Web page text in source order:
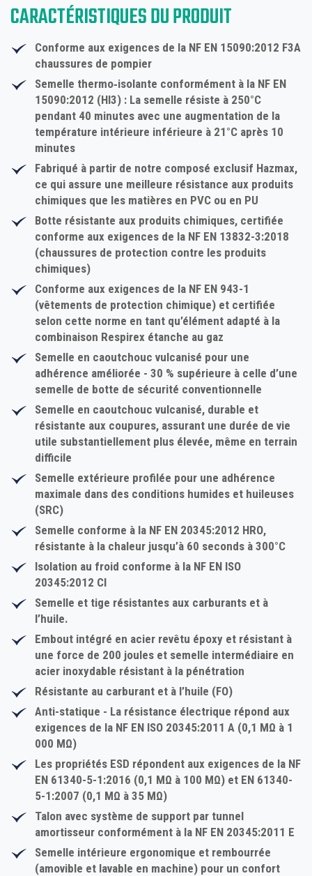
CARACTÉRISTIQUES DU PRODUIT
Conforme aux exigences de la NF EN 15090:2012 F3A
chaussures de pompier
Semelle thermo‑isolante conformément à la NF EN
15090:2012 (HI3) : La semelle résiste à 250°C
pendant 40 minutes avec une augmentation de la
température intérieure inférieure à 21°C après 10
minutes
Fabriqué à partir de notre composé exclusif Hazmax,
ce qui assure une meilleure résistance aux produits
chimiques que les matières en PVC ou en PU
Botte résistante aux produits chimiques, certifiée
conforme aux exigences de la NF EN 13832-3:2018
(chaussures de protection contre les produits
chimiques)
Conforme aux exigences de la NF EN 943-1
(vêtements de protection chimique) et certifiée
selon cette norme en tant qu’élément adapté à la
combinaison Respirex étanche au gaz
Semelle en caoutchouc vulcanisé pour une
adhérence améliorée - 30 % supérieure à celle d’une
semelle de botte de sécurité conventionnelle
Semelle en caoutchouc vulcanisé, durable et
résistante aux coupures, assurant une durée de vie
utile substantiellement plus élevée, même en terrain
difficile
Semelle extérieure profilée pour une adhérence
maximale dans des conditions humides et huileuses
(SRC)
Semelle conforme à la NF EN 20345:2012 HRO,
résistante à la chaleur jusqu’à 60 seconds à 300°C
Isolation au froid conforme à la NF EN ISO
20345:2012 CI
Semelle et tige résistantes aux carburants et à
l’huile.
Embout intégré en acier revêtu époxy et résistant à
une force de 200 joules et semelle intermédiaire en
acier inoxydable résistant à la pénétration
Résistante au carburant et à l’huile (FO)
Anti-statique - La résistance électrique répond aux
exigences de la NF EN ISO 20345:2011 A (0,1 MΩ à 1
000 MΩ)
Les propriétés ESD répondent aux exigences de la NF
EN 61340-5-1:2016 (0,1 MΩ à 100 MΩ) et EN 61340-
5-1:2007 (0,1 MΩ à 35 MΩ)
Talon avec système de support par tunnel
amortisseur conformément à la NF EN 20345:2011 E
Semelle intérieure ergonomique et rembourrée
(amovible et lavable en machine) pour un confort